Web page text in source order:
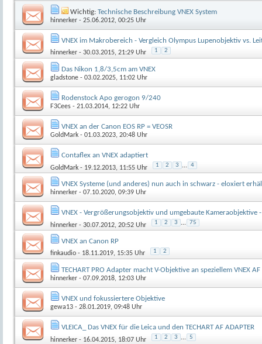
Wichtig: Technische Beschreibung VNEX System
hinnerker - 25.06.2012, 00:25 Uhr
VNEX im Makrobereich - Vergleich Olympus Lupenobjektiv vs.
hinnerker - 30.03.2015, 21:29 Uhr 1 2
Das Nikon 1,8/3,5cm am VNEX
gladstone - 03.02.2025, 11:02 Uhr
Rodenstock Apo gerogon 9/240
F3Cees - 21.03.2014, 12:22 Uhr
VNEX an der Canon EOS RP = VEOSR
GoldMark - 01.03.2023, 20:48 Uhr
Contaflex an VNEX adaptiert
GoldMark - 19.12.2013, 11:55 Uhr 1 2 3 ... 4
VNEX Systeme (und anderes) nun auch in schwarz - eloxiert
hinnerker - 07.10.2020, 09:39 Uhr
VNEX - Vergrößerungsobjektiv und umgebaute Kameraobjektive
hinnerker - 30.07.2012, 20:52 Uhr 1 2 3 ... 75
VNEX an Canon RP
finkaudio - 18.11.2019, 15:35 Uhr 1 2
TECHART PRO Adapter macht V-Objektive an speziellem VNEX
hinnerker - 07.09.2018, 12:03 Uhr
VNEX und fokussiertere Objektive
gewa13 - 28.01.2019, 09:48 Uhr
VLEICA_ Das VNEX für die Leica und den TECHART AF ADAPTER
hinnerker - 16.04.2015, 18:07 Uhr 1 2 3 ... 5